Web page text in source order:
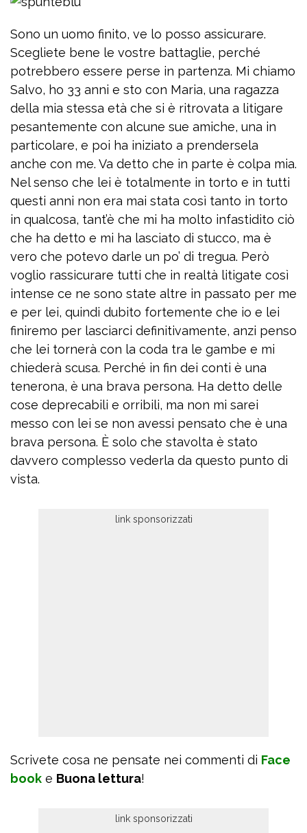
Sono un uomo finito, ve lo posso assicurare.
Scegliete bene le vostre battaglie, perché
potrebbero essere perse in partenza. Mi chiamo
Salvo, ho 33 anni e sto con Maria, una ragazza
della mia stessa età che si è ritrovata a litigare
pesantemente con alcune sue amiche, una in
particolare, e poi ha iniziato a prendersela
anche con me. Va detto che in parte è colpa mia.
Nel senso che lei è totalmente in torto e in tutti
questi anni non era mai stata così tanto in torto
in qualcosa, tant’è che mi ha molto infastidito ciò
che ha detto e mi ha lasciato di stucco, ma è
vero che potevo darle un po’ di tregua. Però
voglio rassicurare tutti che in realtà litigate così
intense ce ne sono state altre in passato per me
e per lei, quindi dubito fortemente che io e lei
finiremo per lasciarci definitivamente, anzi penso
che lei tornerà con la coda tra le gambe e mi
chiederà scusa. Perché in fin dei conti è una
tenerona, è una brava persona. Ha detto delle
cose deprecabili e orribili, ma non mi sarei
messo con lei se non avessi pensato che è una
brava persona. È solo che stavolta è stato
davvero complesso vederla da questo punto di
vista.
Scrivete cosa ne pensate nei commenti di Face
book e Buona lettura!